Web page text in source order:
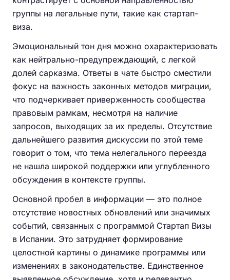
группы на легальные пути, такие как стартап-
виза.
Эмоциональный тон дня можно охарактеризовать
как нейтрально-предупреждающий, с легкой
долей сарказма. Ответы в чате быстро сместили
фокус на важность законных методов миграции,
что подчеркивает приверженность сообщества
правовым рамкам, несмотря на наличие
запросов, выходящих за их пределы. Отсутствие
дальнейшего развития дискуссии по этой теме
говорит о том, что тема нелегального переезда
не нашла широкой поддержки или углубленного
обсуждения в контексте группы.
Основной пробел в информации — это полное
отсутствие новостных обновлений или значимых
событий, связанных с программой Стартап Визы
в Испании. Это затрудняет формирование
целостной картины о динамике программы или
изменениях в законодательстве. Единственное